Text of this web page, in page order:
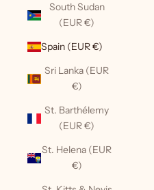
South Sudan
(EUR €)
Spain (EUR €)
Sri Lanka (EUR
€)
St. Barthélemy
(EUR €)
St. Helena (EUR
€)